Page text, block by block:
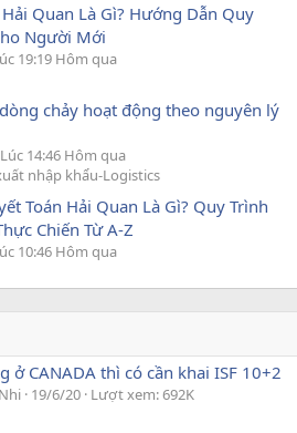
Quan Là Gì? Hướng Dẫn Quy
Người Mới
19:19 Hôm qua
chảy hoạt động theo nguyên lý
Lúc 14:46 Hôm qua
nhập khẩu-Logistics
Toán Hải Quan Là Gì? Quy Trình
Chiến Từ A-Z
10:46 Hôm qua
ở CANADA thì có cần khai ISF 10+2
19/6/20 Lượt xem: 692K